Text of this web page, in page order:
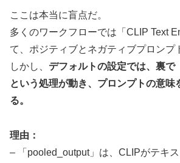
ここは本当に盲点だ。
多くのワークフローでは「CLIP Text
て、ポジティブとネガティブプロンプ
しかし、 デフォルトの設定では、裏で
という処理が動き、プロンプトの意味
る。
理由：
– 「pooled_output」は、CLIPがテキ